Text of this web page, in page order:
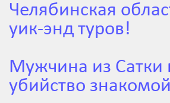
Челябинская
уик-энд туров!
Мужчина из Сатки
убийство знакомой